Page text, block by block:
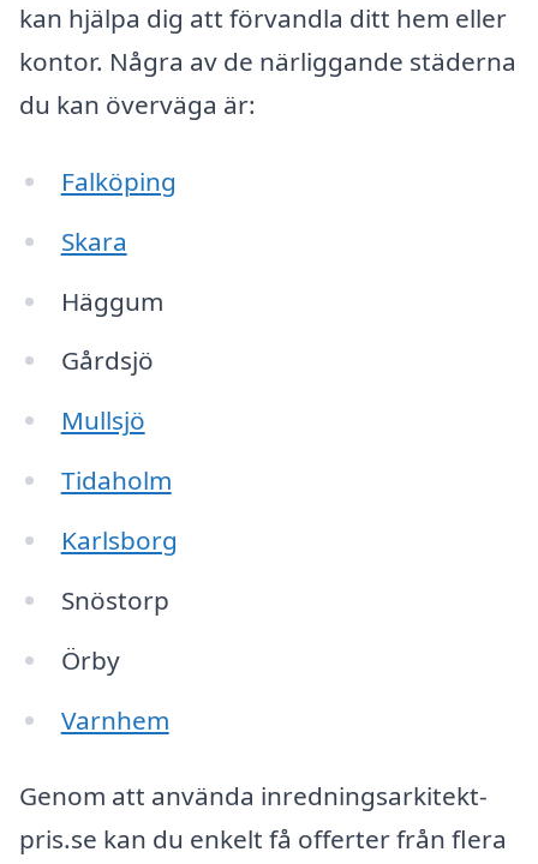
kan hjälpa dig att förvandla ditt hem eller
kontor. Några av de närliggande städerna
du kan överväga är:
Falköping
Skara
Häggum
Gårdsjö
Mullsjö
Tidaholm
Karlsborg
Snöstorp
Örby
Varnhem
Genom att använda inredningsarkitekt-
pris.se kan du enkelt få offerter från flera